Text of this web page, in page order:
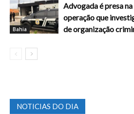
Bahia
Advogada é presa
operação que
de organização
NOTICIAS DO DIA